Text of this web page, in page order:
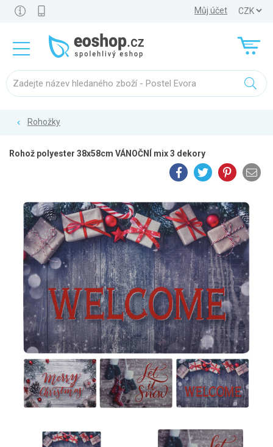
Můj účet
Rohožky
Rohož polyester 38x58cm VÁNOČNÍ mix 3 dekory